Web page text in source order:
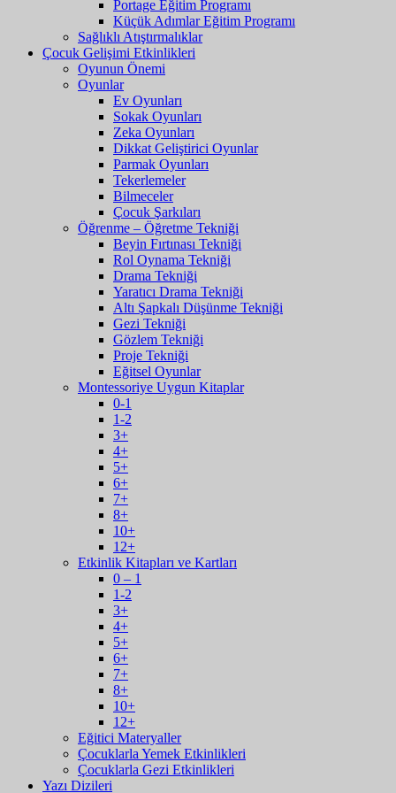
Portage Eğitim Programı
Küçük Adımlar Eğitim Programı
Sağlıklı Atıştırmalıklar
Çocuk Gelişimi Etkinlikleri
Oyunun Önemi
Oyunlar
Ev Oyunları
Sokak Oyunları
Zeka Oyunları
Dikkat Geliştirici Oyunlar
Parmak Oyunları
Tekerlemeler
Bilmeceler
Çocuk Şarkıları
Öğrenme – Öğretme Tekniği
Beyin Fırtınası Tekniği
Rol Oynama Tekniği
Drama Tekniği
Yaratıcı Drama Tekniği
Altı Şapkalı Düşünme Tekniği
Gezi Tekniği
Gözlem Tekniği
Proje Tekniği
Eğitsel Oyunlar
Montessoriye Uygun Kitaplar
0-1
1-2
3+
4+
5+
6+
7+
8+
10+
12+
Etkinlik Kitapları ve Kartları
0 – 1
1-2
3+
4+
5+
6+
7+
8+
10+
12+
Eğitici Materyaller
Çocuklarla Yemek Etkinlikleri
Çocuklarla Gezi Etkinlikleri
Yazı Dizileri